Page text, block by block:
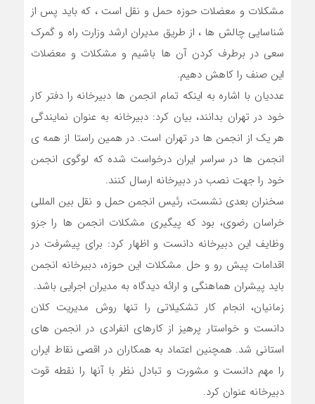
مشکلات و معضلات حوزه حمل و نقل است ، که باید پس از
شناسایی چالش ها ، از طریق مدیران ارشد وزارت راه و گمرک
سعی در برطرف کردن آن ها باشیم و مشکلات و معضلات
این صنف را کاهش دهیم.
عددیان با اشاره به اینکه تمام انجمن ها دبیرخانه را دفتر کار
خود در تهران بدانند، بیان کرد: دبیرخانه به عنوان نمایندگی
هر یک از انجمن ها در تهران است. در همین راستا از همه ی
انجمن ها در سراسر ایران درخواست شده که لوگوی انجمن
خود را جهت نصب در دبیرخانه ارسال کنند.
سخنران بعدی نشست، رئیس انجمن حمل و نقل بین المللی
خراسان رضوی، بود که پیگیری مشکلات انجمن ها را جزو
وظایف این دبیرخانه دانست و اظهار کرد: برای پیشرفت در
اقدامات پیش رو و حل مشکلات این حوزه، دبیرخانه انجمن
باید پیشران هماهنگی و ارائه دیدگاه به مدیران اجرایی باشد.
زمانیان، انجام کار تشکیلاتی را تنها روش مدیریت کلان
دانست و خواستار پرهیز از کارهای انفرادی در انجمن های
استانی شد. همچنین اعتماد به همکاران در اقصی نقاط ایران
را مهم دانست و مشورت و تبادل نظر با آنها را نقطه قوت
دبیرخانه عنوان کرد.